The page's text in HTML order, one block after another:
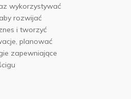
wykorzystywać
rozwijać
i tworzyć
planować
zapewniające